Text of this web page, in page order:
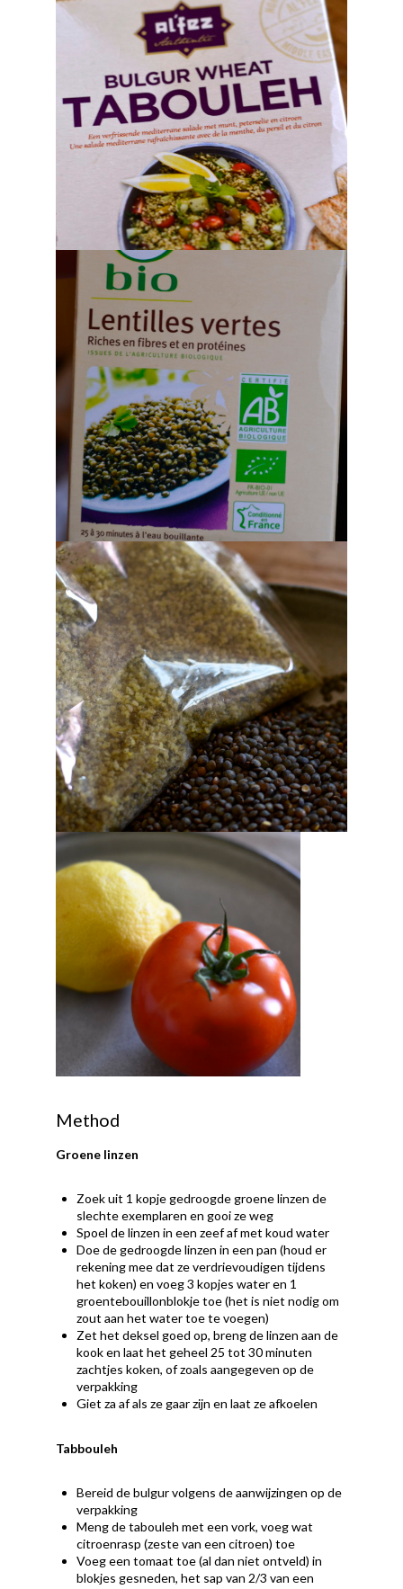
Method
Groene linzen
Zoek uit 1 kopje gedroogde groene linzen de
slechte exemplaren en gooi ze weg
Spoel de linzen in een zeef af met koud water
Doe de gedroogde linzen in een pan (houd er
rekening mee dat ze verdrievoudigen tijdens
het koken) en voeg 3 kopjes water en 1
groentebouillonblokje toe (het is niet nodig om
zout aan het water toe te voegen)
Zet het deksel goed op, breng de linzen aan de
kook en laat het geheel 25 tot 30 minuten
zachtjes koken, of zoals aangegeven op de
verpakking
Giet za af als ze gaar zijn en laat ze afkoelen
Tabbouleh
Bereid de bulgur volgens de aanwijzingen op de
verpakking
Meng de tabouleh met een vork, voeg wat
citroenrasp (zeste van een citroen) toe
Voeg een tomaat toe (al dan niet ontveld) in
blokjes gesneden, het sap van 2/3 van een